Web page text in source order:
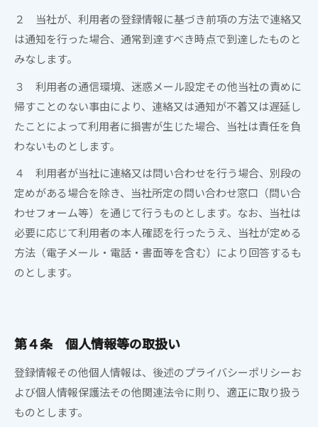
２ 当社が、利用者の登録情報に基づき前項の方法で連絡又
は通知を行った場合、通常到達すべき時点で到達したものと
みなします。
３ 利用者の通信環境、迷惑メール設定その他当社の責めに
帰すことのない事由により、連絡又は通知が不着又は遅延し
たことによって利用者に損害が生じた場合、当社は責任を負
わないものとします。
４ 利用者が当社に連絡又は問い合わせを行う場合、別段の
定めがある場合を除き、当社所定の問い合わせ窓口（問い合
わせフォーム等）を通じて行うものとします。なお、当社は
必要に応じて利用者の本人確認を行ったうえ、当社が定める
方法（電子メール・電話・書面等を含む）により回答するも
のとします。
第４条 個人情報等の取扱い
登録情報その他個人情報は、後述のプライバシーポリシーお
よび個人情報保護法その他関連法令に則り、適正に取り扱う
ものとします。